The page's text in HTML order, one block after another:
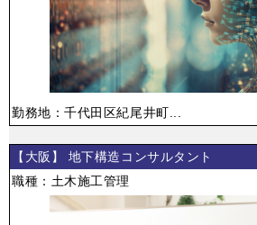
勤務地：千代田区紀尾井町...
【大阪】 地下構造コンサルタント
職種：土木施工管理